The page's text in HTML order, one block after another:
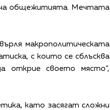
на общежитията. Мечтата
макрополитическата
с които се сблъсква
открие своето място“,
като засягат сложни